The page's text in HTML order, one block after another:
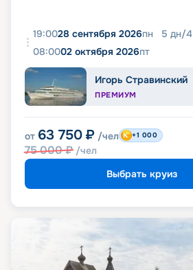
19:0028 сентября 2026пн 5 дн/4
08:0002 октября 2026пт
Игорь Стравинский
ПРЕМИУМ
от 63 750 ₽ /чел
75 000₽ /чел
+1 000
Выбрать круиз